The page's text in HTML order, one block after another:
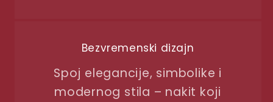
Bezvremenski dizajn
Spoj elegancije, simbolike i
modernog stila – nakit koji